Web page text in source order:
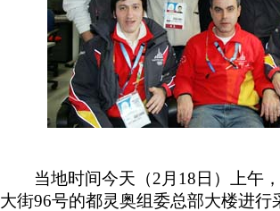
当地时间今天（2月18日）上午，
大街96号的都灵奥组委总部大楼进